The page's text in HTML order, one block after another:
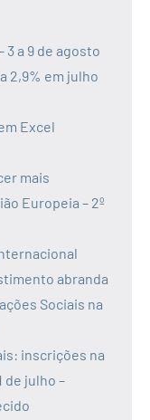
3 a 9 de agosto
2,9% em julho
Excel
mais
Europeia – 2º
abranda
Sociais na
inscrições na
de julho –